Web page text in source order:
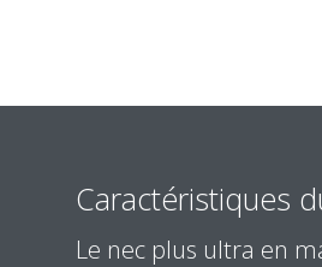
Caractéristiques
Le nec plus ultra en